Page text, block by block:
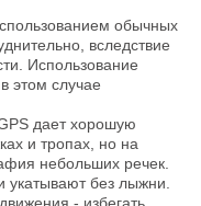
обычных
вследствие
Использование
этом случае
дает хорошую
и тропах, но на
небольших речек.
укатывают без лыжни.